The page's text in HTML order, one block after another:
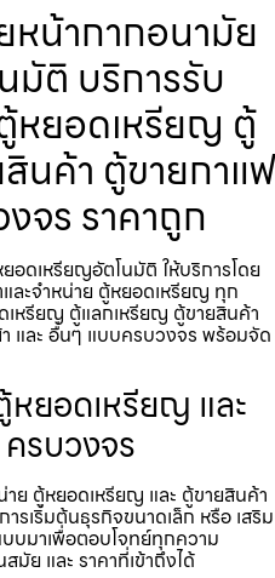
น้ากากอนามัย
มัติ บริการรับ
หยอดเหรียญ ตู้
นค้า ตู้ขายกาแฟ
จร ราคาถูก
ดเหรียญ​​​อัตโนมัติ ให้บริการโดย
ะจำหน่าย ตู้หยอดเหรียญ ทุก
เหรียญ ตู้แลกเหรียญ ตู้ขายสินค้า
และ อื่นๆ แบบครบวงจร พร้อมจัด
ยอดเหรียญ และ
รบวงจร
าย ตู้หยอดเหรียญ และ ตู้ขายสินค้า
รเริ่มต้นธุรกิจขนาดเล็ก หรือ เสริม
บมาเพื่อตอบโจทย์ทุกความ
ย และ ราคาที่เข้าถึงได้